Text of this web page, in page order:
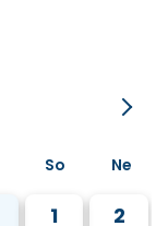
So Ne
1 2